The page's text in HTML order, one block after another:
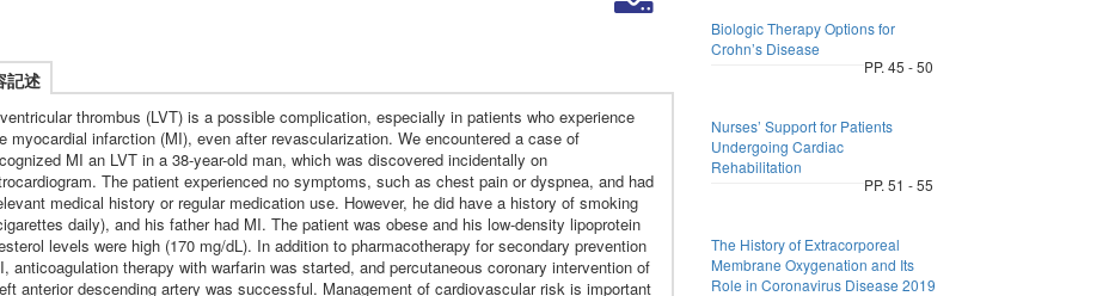
記述
thrombus (LVT) is a possible complication, especially in patients who experience
myocardial infarction (MI), even after revascularization. We encountered a case of
MI an LVT in a 38-year-old man, which was discovered incidentally on
The patient experienced no symptoms, such as chest pain or dyspnea, and had
medical history or regular medication use. However, he did have a history of smoking
daily), and his father had MI. The patient was obese and his low-density lipoprotein
levels were high (170 mg/dL). In addition to pharmacotherapy for secondary prevention
anticoagulation therapy with warfarin was started, and percutaneous coronary intervention of
anterior descending artery was successful. Management of cardiovascular risk is important
Biologic Therapy Options for
Crohn’s Disease
PP. 45 - 50
Nurses’ Support for Patients
Undergoing Cardiac
Rehabilitation
PP. 51 - 55
The History of Extracorporeal
Membrane Oxygenation and Its
Role in Coronavirus Disease 2019